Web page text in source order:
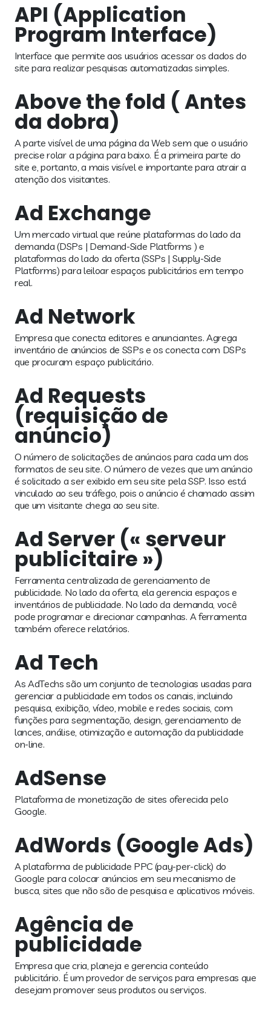
API (Application
Program Interface)
Interface que permite aos usuários acessar os dados do
site para realizar pesquisas automatizadas simples.
Above the fold ( Antes
da dobra)
A parte visível de uma página da Web sem que o usuário
precise rolar a página para baixo. É a primeira parte do
site e, portanto, a mais visível e importante para atrair a
atenção dos visitantes.
Ad Exchange
Um mercado virtual que reúne plataformas do lado da
demanda (DSPs | Demand-Side Platforms ) e
plataformas do lado da oferta (SSPs | Supply-Side
Platforms) para leiloar espaços publicitários em tempo
real.
Ad Network
Empresa que conecta editores e anunciantes. Agrega
inventário de anúncios de SSPs e os conecta com DSPs
que procuram espaço publicitário.
Ad Requests
(requisição de
anúncio)
O número de solicitações de anúncios para cada um dos
formatos de seu site. O número de vezes que um anúncio
é solicitado a ser exibido em seu site pela SSP. Isso está
vinculado ao seu tráfego, pois o anúncio é chamado assim
que um visitante chega ao seu site.
Ad Server (« serveur
publicitaire »)
Ferramenta centralizada de gerenciamento de
publicidade. No lado da oferta, ela gerencia espaços e
inventários de publicidade. No lado da demanda, você
pode programar e direcionar campanhas. A ferramenta
também oferece relatórios.
Ad Tech
As AdTechs são um conjunto de tecnologias usadas para
gerenciar a publicidade em todos os canais, incluindo
pesquisa, exibição, vídeo, mobile e redes sociais, com
funções para segmentação, design, gerenciamento de
lances, análise, otimização e automação da publicidade
on-line.
AdSense
Plataforma de monetização de sites oferecida pelo
Google.
AdWords (Google Ads)
A plataforma de publicidade PPC (pay-per-click) do
Google para colocar anúncios em seu mecanismo de
busca, sites que não são de pesquisa e aplicativos móveis.
Agência de
publicidade
Empresa que cria, planeja e gerencia conteúdo
publicitário. É um provedor de serviços para empresas que
desejam promover seus produtos ou serviços.